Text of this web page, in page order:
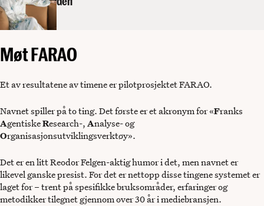
Møt FARAO
Et av resultatene av timene er pilotprosjektet FARAO.
Navnet spiller på to ting. Det første er et akronym for «Franks
AgentiskeResearch-,Analyse- og
Organisasjonsutviklingsverktøy».
Det er en litt Reodor Felgen-aktig humor i det, men navnet er
likevel ganske presist. For det er nettopp disse tingene systemet er
laget for – trent på spesifikke bruksområder, erfaringer og
metodikker tilegnet gjennom over 30 år i mediebransjen.